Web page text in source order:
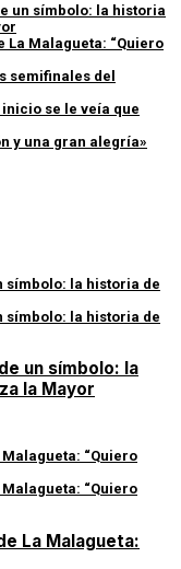
un símbolo: la historia
La Malagueta: “Quiero
semifinales del
se le veía que
y una gran alegría»
un símbolo: la
la Mayor
La Malagueta: